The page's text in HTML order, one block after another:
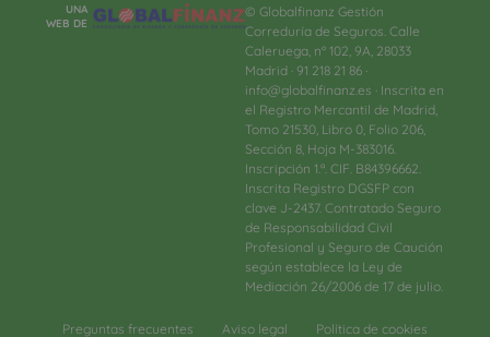
UNA
WEB DE
© Globalfinanz Gestión
Correduría de Seguros. Calle
Caleruega, nº 102, 9A, 28033
Madrid · 91 218 21 86 ·
info@globalfinanz.es · Inscrita en
el Registro Mercantil de Madrid,
Tomo 21530, Libro 0, Folio 206,
Sección 8, Hoja M-383016.
Inscripción 1.ª. CIF. B84396662.
Inscrita Registro DGSFP con
clave J-2437. Contratado Seguro
de Responsabilidad Civil
Profesional y Seguro de Caución
según establece la Ley de
Mediación 26/2006 de 17 de julio.
Preguntas frecuentes Aviso legal Política de cookies